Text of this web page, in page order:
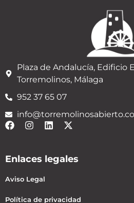
Plaza de Andalucía, Edificio
Torremolinos, Málaga
952 37 65 07
Enlaces legales
Aviso Legal
Política de privacidad